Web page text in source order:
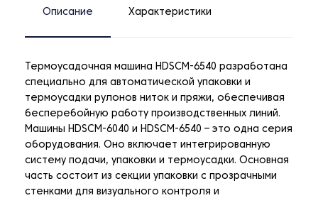
Описание Характеристики
Термоусадочная машина HDSCM-6540 разработана
специально для автоматической упаковки и
термоусадки рулонов ниток и пряжи, обеспечивая
бесперебойную работу производственных линий.
Машины HDSCM-6040 и HDSCM-6540 – это одна серия
оборудования. Оно включает интегрированную
систему подачи, упаковки и термоусадки. Основная
часть состоит из секции упаковки с прозрачными
стенками для визуального контроля и